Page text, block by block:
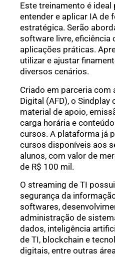
Este treinamento é ideal
entender e aplicar IA de
estratégica. Serão
software livre, eficiência
aplicações práticas.
utilizar e ajustar
diversos cenários.
Criado em parceria com
Digital (AFD), o Sindplay
material de apoio,
carga horária e
cursos. A plataforma já
cursos disponíveis aos
alunos, com valor de
de R$ 100 mil.
O streaming de TI
segurança da
softwares,
administração de
dados, inteligência
de TI, blockchain e
digitais, entre outras